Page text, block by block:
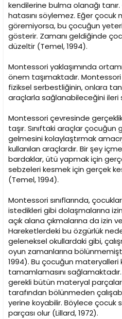
kendilerine bulma olanağı
hatasını söylemez. Eğer çocuk
göremiyorsa, bu çocuğun
gösterir. Zamanı geldiğinde
düzeltir (Temel, 1994).
Montessori yaklaşımında
önem taşımaktadır.
fiziksel serbestliğinin, onlara
araçlarla sağlanabileceğini ileri
Montessori çevresinde
taşır. Sınıftaki araçlar çocuğun
gelmesini kolaylaştırmak
kullanılan araçlardır. Bir şey
bardaklar, ütü yapmak için
sebzeleri kesmek için gerçek
(Temel, 1994).
Montessori sınıflarında,
istedikleri gibi dolaşmalarına
açık alana çıkmalarına da izin
Hareketlerdeki bu özgürlük
geleneksel okullardaki gibi,
oyun zamanlarına
1994). Bu çocuğun materyalleri
tamamlamasını
gerekli bütün materyal
tarafından bölünmeden
yerine koyabilir. Böylece çocuk
parçası olur (Lillard, 1972).